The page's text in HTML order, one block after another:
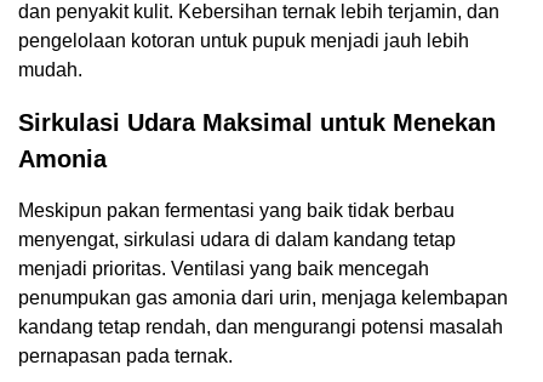
dan penyakit kulit. Kebersihan ternak lebih terjamin, dan
pengelolaan kotoran untuk pupuk menjadi jauh lebih
mudah.
Sirkulasi Udara Maksimal untuk Menekan
Amonia
Meskipun pakan fermentasi yang baik tidak berbau
menyengat, sirkulasi udara di dalam kandang tetap
menjadi prioritas. Ventilasi yang baik mencegah
penumpukan gas amonia dari urin, menjaga kelembapan
kandang tetap rendah, dan mengurangi potensi masalah
pernapasan pada ternak.